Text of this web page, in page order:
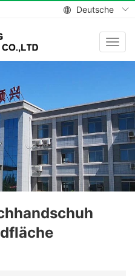
Deutsche